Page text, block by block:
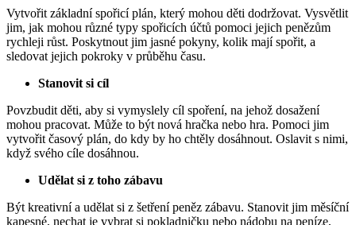
Vytvořit základní spořicí plán, který mohou děti dodržovat. Vysvětlit
jim, jak mohou různé typy spořicích účtů pomoci jejich penězům
rychleji růst. Poskytnout jim jasné pokyny, kolik mají spořit, a
sledovat jejich pokroky v průběhu času.
Stanovit si cíl
Povzbudit děti, aby si vymyslely cíl spoření, na jehož dosažení
mohou pracovat. Může to být nová hračka nebo hra. Pomoci jim
vytvořit časový plán, do kdy by ho chtěly dosáhnout. Oslavit s nimi,
když svého cíle dosáhnou.
Udělat si z toho zábavu
Být kreativní a udělat si z šetření peněz zábavu. Stanovit jim měsíční
kapesné, nechat je vybrat si pokladničku nebo nádobu na peníze,